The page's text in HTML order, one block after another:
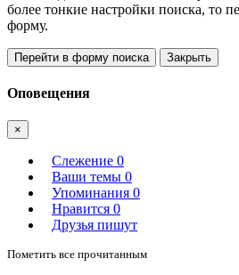
более тонкие настройки поиска, то
форму.
Перейти в форму поиска Закрыть
Оповещения
×
Слежение 0
Ваши темы 0
Упоминания 0
Нравится 0
Друзья пишут
Пометить все прочитанным